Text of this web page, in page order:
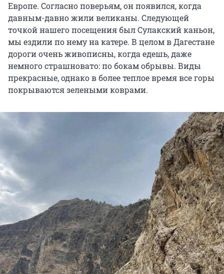
Европе. Согласно поверьям, он появился, когда
давным-давно жили великаны. Следующей
точкой нашего посещения был Сулакский каньон,
мы ездили по нему на катере. В целом в Дагестане
дороги очень живописны, когда едешь, даже
немного страшновато: по бокам обрывы. Виды
прекрасные, однако в более теплое время все горы
покрываются зелеными коврами.